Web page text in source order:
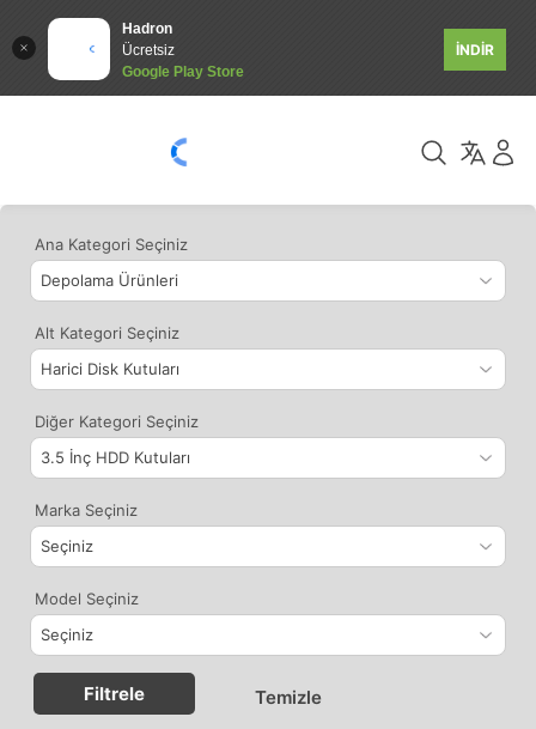
Hadron
Ücretsiz
Google Play Store
İNDİR
Ana Kategori Seçiniz
Alt Kategori Seçiniz
Diğer Kategori Seçiniz
Marka Seçiniz
Model Seçiniz
Filtrele Temizle